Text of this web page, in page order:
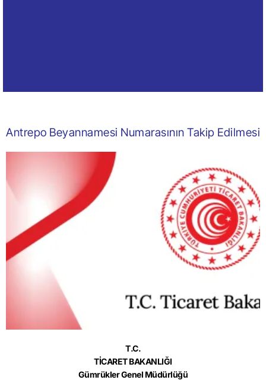
Antrepo Beyannamesi Numarasının Takip Edilmesi
T.C.
TİCARET BAKANLIĞI
Gümrükler Genel Müdürlüğü